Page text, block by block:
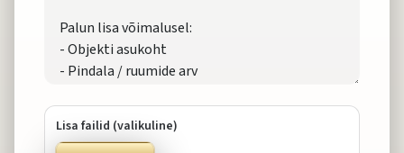
Lisa failid (valikuline)